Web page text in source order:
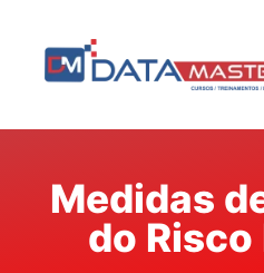
Medidas
do